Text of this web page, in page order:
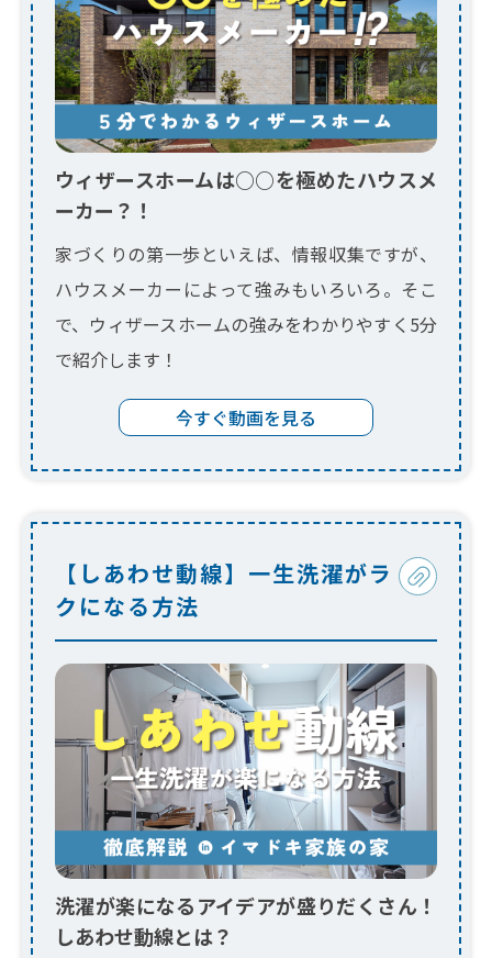
ウィザースホームは○○を極めたハウスメ
ーカー？！
家づくりの第一歩といえば、情報収集ですが、
ハウスメーカーによって強みもいろいろ。そこ
で、ウィザースホームの強みをわかりやすく5分
で紹介します！
今すぐ動画を見る
【しあわせ動線】一生洗濯がラ
クになる方法
洗濯が楽になるアイデアが盛りだくさん！
しあわせ動線とは？